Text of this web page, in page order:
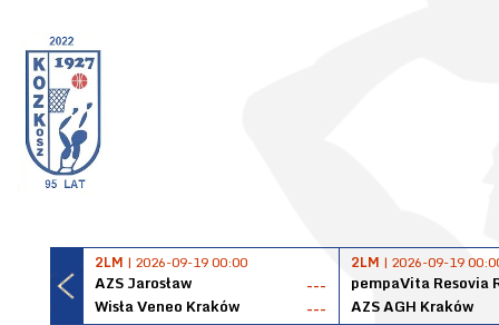
2LM | 2026-09-19 00:00
AZS Jarosław
---
Wisła Veneo Kraków
---
2LM | 2026-09-19
pempaVita Resovia
AZS AGH Kraków